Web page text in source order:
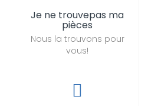
Je ne trouvepas ma
pièces
Nous la trouvons pour
vous!